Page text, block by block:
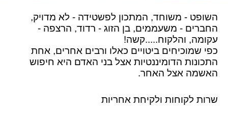
השופט - משוחד, המתכון לפשטידה - לא מדויק,
החברים - משעממים, בן הזוג - רדוד, הרצפה -
עקומה, והלקוח.....קשה!
כפי שמוכיחים ביטויים כאלו ורבים אחרים, אחת
התכונות הדומיננטיות אצל בני האדם היא חיפוש
האשמה אצל האחר.
שרות לקוחות ולקיחת אחריות